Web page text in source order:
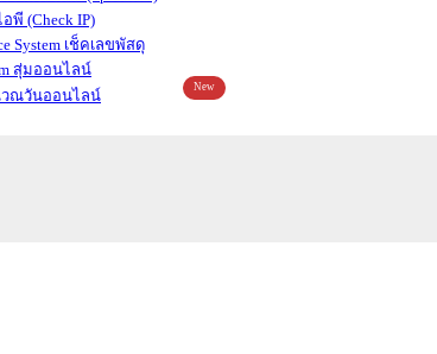
อพี (Check IP)
เช็คเลขพัสดุ
สุ่มออนไลน์
วณวันออนไลน์
New